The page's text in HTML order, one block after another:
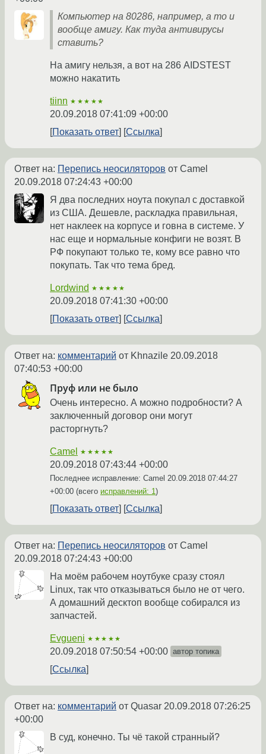
Компьютер на 80286, например, а то и
вообще амигу. Как туда антивирусы
ставить?
На амигу нельзя, а вот на 286 AIDSTEST
можно накатить
tiinn ★★★★★
20.09.2018 07:41:09 +00:00
Показать ответ
Ссылка
Ответ на: Перепись неосиляторов от Camel
20.09.2018 07:24:43 +00:00
Я два последних ноута покупал с доставкой
из США. Дешевле, раскладка правильная,
нет наклеек на корпусе и говна в системе. У
нас еще и нормальные конфиги не возят. В
РФ покупают только те, кому все равно что
покупать. Так что тема бред.
Lordwind ★★★★★
20.09.2018 07:41:30 +00:00
Показать ответ
Ссылка
Ответ на: комментарий от Khnazile 20.09.2018
07:40:53 +00:00
Пруф или не было
Очень интересно. А можно подробности? А
заключенный договор они могут
расторгнуть?
Camel ★★★★★
20.09.2018 07:43:44 +00:00
Последнее исправление: Camel 20.09.2018 07:44:27
+00:00 (всего исправлений: 1)
Показать ответ Ссылка
Ответ на: Перепись неосиляторов от Camel
20.09.2018 07:24:43 +00:00
На моём рабочем ноутбуке сразу стоял
Linux, так что отказываться было не от чего.
А домашний десктоп вообще собирался из
запчастей.
Evgueni ★★★★★
20.09.2018 07:50:54 +00:00 автор топика
Ссылка
Ответ на: комментарий от Quasar 20.09.2018 07:26:25
+00:00
В суд, конечно. Ты чё такой странный?